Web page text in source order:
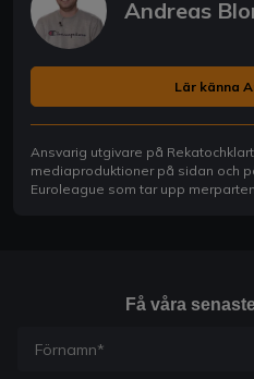
Andreas
Lär känna
Ansvarig utgivare på
mediaproduktioner på sidan och
Euroleague som tar upp
Få våra